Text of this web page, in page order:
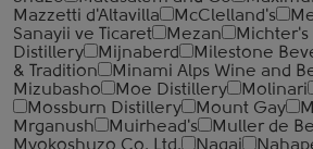
Mazzetti d'Altavilla
McClelland's
Sanayii ve Ticaret
Mezan
Distillery
Mijnaberd Milestone
& Tradition
Minami Alps Wine and
Mizubasho
Moe Distillery Molinari
Mossburn Distillery
Mount Gay
Mrganush
Muirhead's Muller de